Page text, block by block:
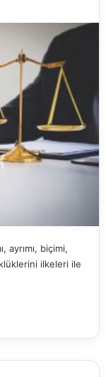
ayrımı, biçimi,
ilkeleri ile